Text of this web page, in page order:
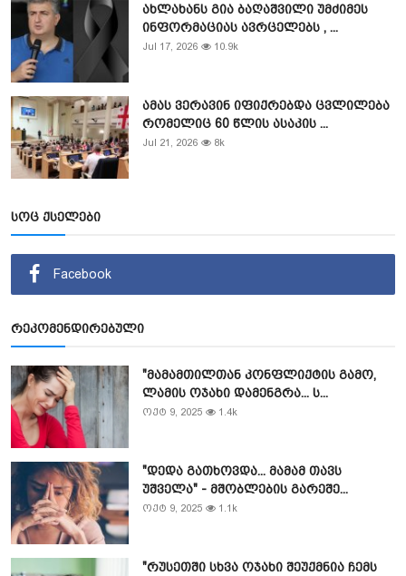
ახლახანს გია ბაღაშვილი უმძიმეს
ინფორმაციას ავრცელებს , ...
Jul 17, 2026 10.9k
ამას ვერავინ იფიქრებდა ცვლილება
რომელიც 60 წლის ასაკის ...
Jul 21, 2026 8k
სოც ქსელები
Facebook
რეკომენდირებული
"მამამთილთან კონფლიქტის გამო,
ლამის ოჯახი დამენგრა... ს...
ოქტ 9, 2025 1.4k
"დედა გათხოვდა... მამამ თავს
უშველა" - მშობლების გარეშე...
ოქტ 9, 2025 1.1k
"რუსეთში სხვა ოჯახი შეუქმნია ჩემს